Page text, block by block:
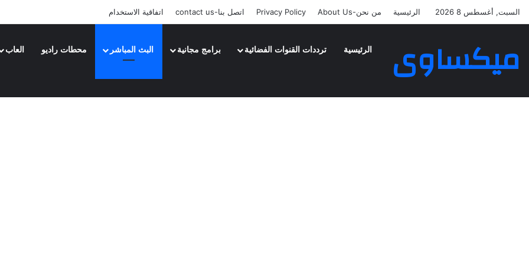
السبت, أغسطس 8 2026 الرئيسية من نحن-About Us Privacy Policy اتصل بنا-contact us اتفاقية الاستخدام
ميكساوى الرئيسية ترددات القنوات الفضائية برامج مجانية البث المباشر محطات راديو العاب